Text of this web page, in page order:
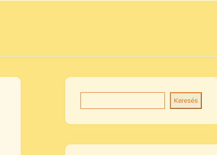
Keresés